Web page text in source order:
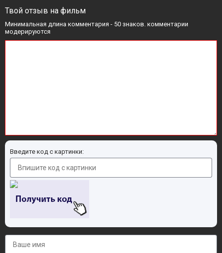
Твой отзыв на фильм
Минимальная длина комментария - 50 знаков. комментарии
модерируются
Введите код с картинки: